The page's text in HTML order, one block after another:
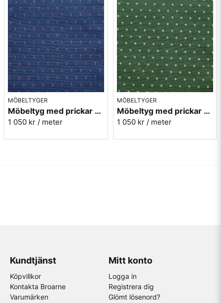
MÖBELTYGER
Möbeltyg med prickar - Plus nr.50 blå
1 050 kr / meter
MÖBELTYGER
Möbeltyg med prickar - Plus nr.70 grön
1 050 kr / meter
Kundtjänst
Köpvillkor
Kontakta Broarne
Varumärken
Mitt konto
Logga in
Registrera dig
Glömt lösenord?